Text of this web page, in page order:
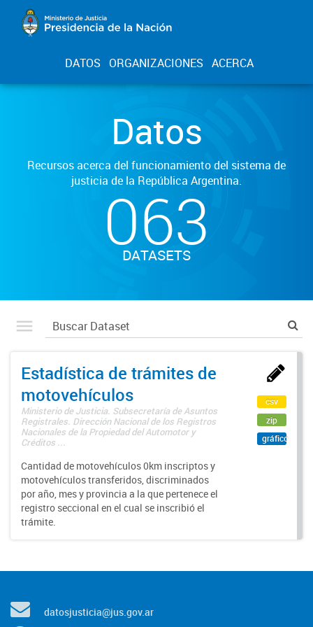
DATOS ORGANIZACIONES ACERCA
Datos
Recursos acerca del funcionamiento del sistema de
justicia de la República Argentina.
063
DATASETS
Estadística de trámites de
motovehículos
Ministerio de Justicia. Subsecretaría de Asuntos
Registrales. Dirección Nacional de los Registros
Nacionales de la Propiedad del Automotor y
Créditos ...
Cantidad de motovehículos 0km inscriptos y
motovehículos transferidos, discriminados
por año, mes y provincia a la que pertenece el
registro seccional en el cual se inscribió el
trámite.
csv
zip
gráfico
datosjusticia@jus.gov.ar